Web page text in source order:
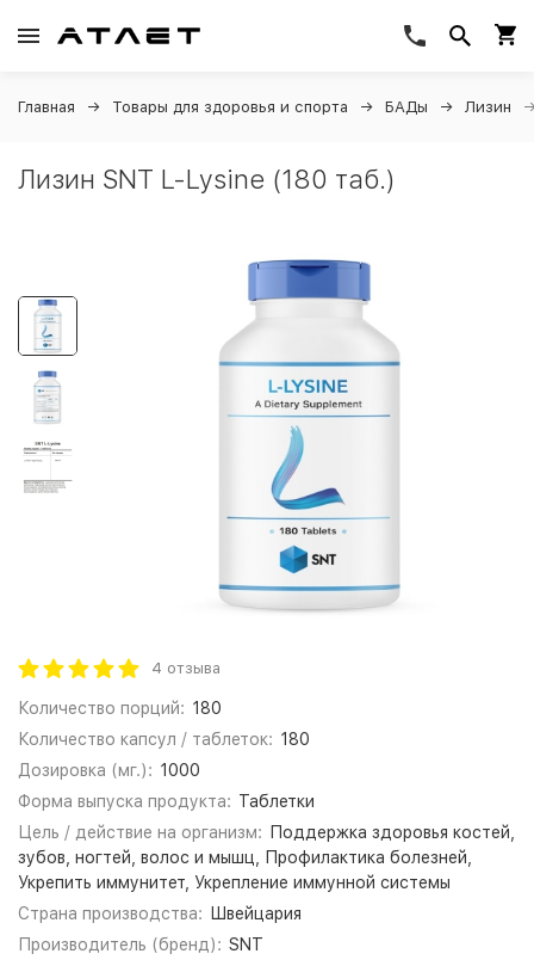
Главная Товары для здоровья и спорта БАДы Лизин
Лизин SNT L-Lysine (180 таб.)
4 отзыва
Количество порций: 180
Количество капсул / таблеток: 180
Дозировка (мг.): 1000
Форма выпуска продукта: Таблетки
Цель / действие на организм:
Поддержка здоровья костей,
зубов, ногтей, волос и мышц, Профилактика болезней,
Укрепить иммунитет, Укрепление иммунной системы
Страна производства:
Швейцария
Производитель (бренд): SNT